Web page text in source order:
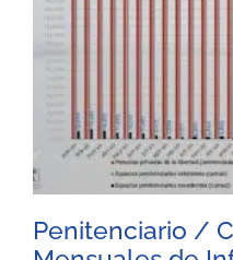
Penitenciario /